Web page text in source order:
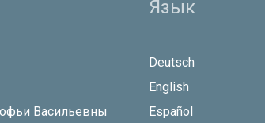
Васильевны
Язык
Deutsch
English
Español